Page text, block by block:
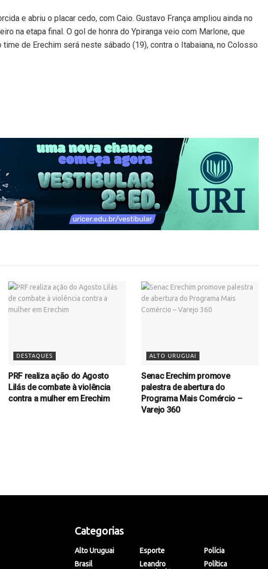
e abriu o placar cedo, com Caio. Gustavo França ampliou ainda no
na etapa final. O gol de honra do Ypiranga veio com Marlone, que
de Erechim será neste sábado (19), contra o Itabaiana, no Colosso
DESTAQUES
PRF realiza ação do Agosto
Lilás de combate à violência
contra a mulher em Erechim
ALTO URUGUAI
Senac Erechim promove
palestra de abertura do
Programa Mais Comércio –
Varejo 360
Categorias
Alto Uruguai
Brasil
Esporte
Leandro
Polícia
Política